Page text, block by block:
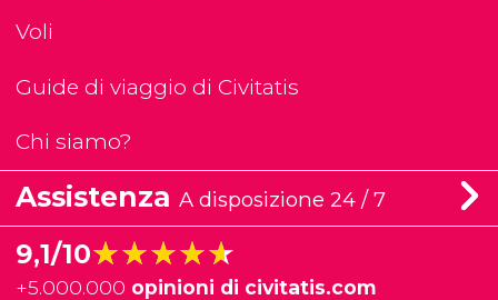
Voli
Guide di viaggio di Civitatis
Chi siamo?
Assistenza A disposizione 24 / 7
9,1/10★★★★★
★★★★★
+5.000.000 opinioni di civitatis.com